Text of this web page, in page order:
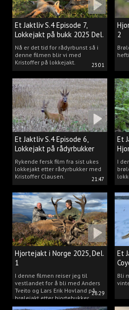
23:01
Et Jaktliv S.4 Episode 7,
Lokkejakt på bukk 2025 Del.
2
Nå er det tid for rådyrbunst så i
denne filmen blir vi med
Kristoffer på lokkejakt.
2
21:47
Et Jaktliv S.4 Episode 6,
Lokkejakt på rådyrbukker
2025 Del.1
Rykende fersk film fra sist ukes
lokkejakt etter rådyrbukker med
Kristoffer Clausen.
Et
I
28:29
Hjortejakt i Norge 2025, Del.
1
I denne filmen reiser jeg til
vestlandet for å bli med Anders
Tveito og Lars Erik Hovland på
brølejakt etter hjortebukker.
Et
Bli